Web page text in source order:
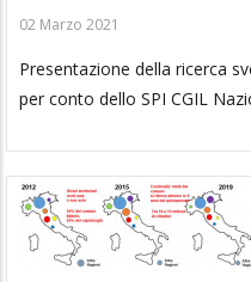
02 Marzo 2021
Presentazione della ricerca
per conto dello SPI CGIL